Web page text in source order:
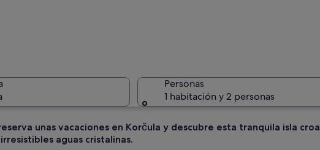
Personas
1 habitación y 2 personas
unas vacaciones en Korčula y descubre esta tranquila isla
aguas cristalinas.